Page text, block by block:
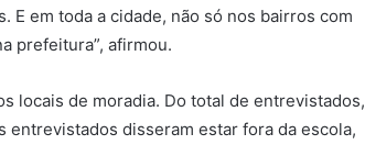
E em toda a cidade, não só nos bairros com
prefeitura”, afirmou.
locais de moradia. Do total de entrevistados,
entrevistados disseram estar fora da escola,